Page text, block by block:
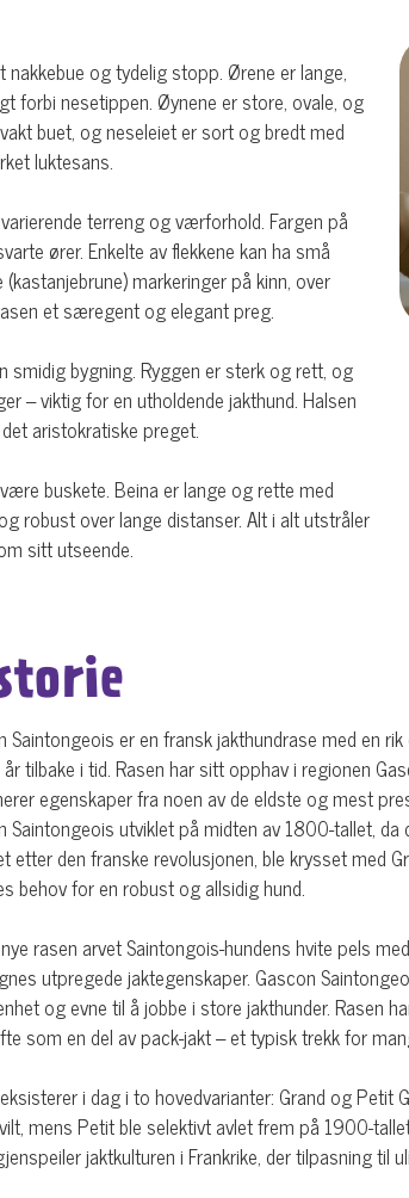
og tydelig stopp. Ørene er lange,
forbi nesetippen. Øynene er store, ovale, og
buet, og neseleiet er sort og bredt med
luktesans.
terreng og værforhold. Fargen på
ører. Enkelte av flekkene kan ha små
markeringer på kinn, over
et særegent og elegant preg.
bygning. Ryggen er sterk og rett, og
– viktig for en utholdende jakthund. Halsen
aristokratiske preget.
buskete. Beina er lange og rette med
robust over lange distanser. Alt i alt utstråler
sitt utseende.
Saintongeois er en fransk jakthundrase med en
tilbake i tid. Rasen har sitt opphav i regionen
egenskaper fra noen av de eldste og mest
Saintongeois utviklet på midten av 1800-tallet,
etter den franske revolusjonen, ble krysset med
behov for en robust og allsidig hund.
rasen arvet Saintongois-hundens hvite pels
utpregede jaktegenskaper. Gascon
og evne til å jobbe i store jakthunder. Rasen
som en del av pack-jakt – et typisk trekk for
i dag i to hovedvarianter: Grand og
mens Petit ble selektivt avlet frem på 1900-
jaktkulturen i Frankrike, der tilpasning til